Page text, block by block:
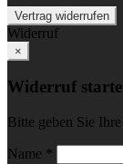
Vertrag widerrufen
Widerruf
×
Widerruf
Bitte geben Sie
Name *